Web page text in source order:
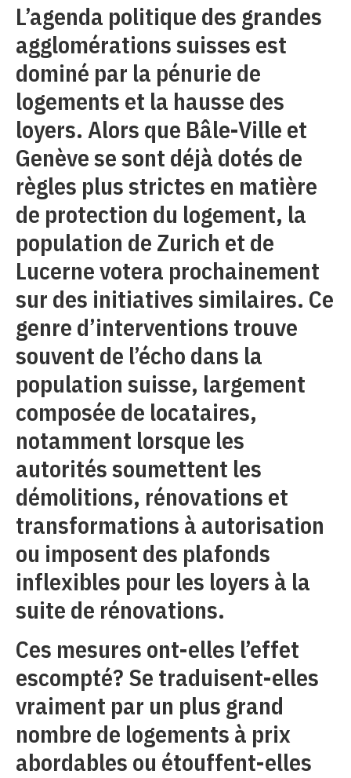
L’agenda politique des grandes
agglomérations suisses est
dominé par la pénurie de
logements et la hausse des
loyers. Alors que Bâle-Ville et
Genève se sont déjà dotés de
règles plus strictes en matière
de protection du logement, la
population de Zurich et de
Lucerne votera prochainement
sur des initiatives similaires. Ce
genre d’interventions trouve
souvent de l’écho dans la
population suisse, largement
composée de locataires,
notamment lorsque les
autorités soumettent les
démolitions, rénovations et
transformations à autorisation
ou imposent des plafonds
inflexibles pour les loyers à la
suite de rénovations.
Ces mesures ont-elles l’effet
escompté? Se traduisent-elles
vraiment par un plus grand
nombre de logements à prix
abordables ou étouffent-elles